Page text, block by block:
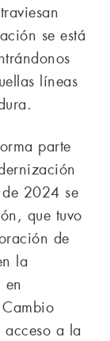
se está
líneas
parte
2024 se
que tuvo
de
la
en
a la